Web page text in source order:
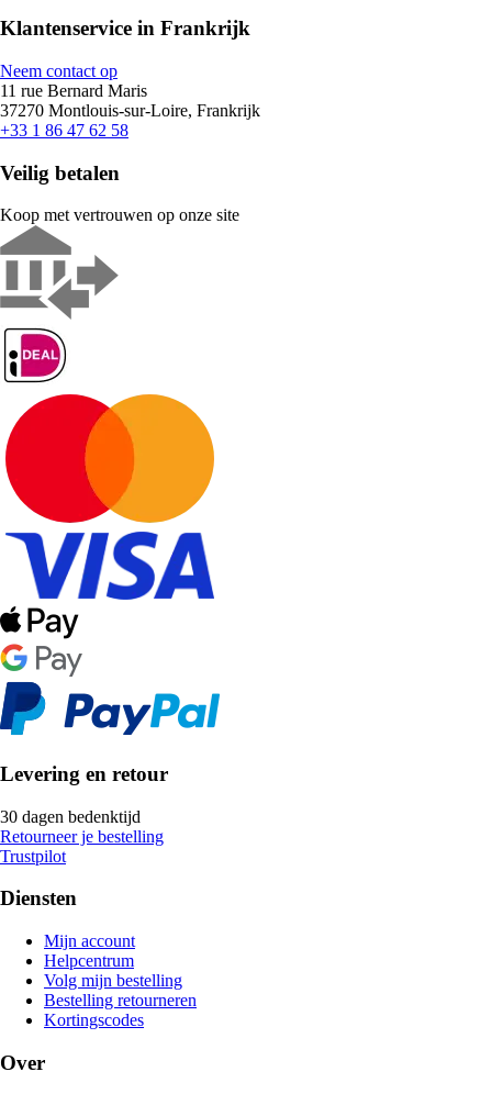
Klantenservice in Frankrijk
Neem contact op
11 rue Bernard Maris
37270 Montlouis-sur-Loire, Frankrijk
+33 1 86 47 62 58
Veilig betalen
Koop met vertrouwen op onze site
Levering en retour
30 dagen bedenktijd
Retourneer je bestelling
Trustpilot
Diensten
Mijn account
Helpcentrum
Volg mijn bestelling
Bestelling retourneren
Kortingscodes
Over